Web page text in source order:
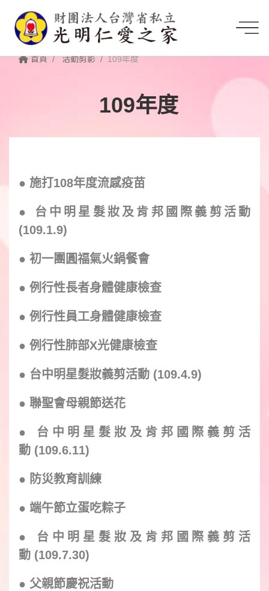
首頁 活動剪影 109年度
109年度
● 施打108年度流感疫苗
●
台中明星髮妝及肯邦國際義剪活動
(109.1.9)
● 初一團圓福氣火鍋餐會
● 例行性長者身體健康檢查
● 例行性員工身體健康檢查
● 例行性肺部X光健康檢查
● 台中明星髮妝義剪活動 (109.4.9)
● 聯聖會母親節送花
● 台中明星髮妝及肯邦 國際 義剪活
動 (109.6.11)
● 防災教育訓練
● 端午節立蛋吃粽子
● 台中明星髮妝及肯邦 國際 義剪活
動 (109.7.30)
● 父親節慶祝活動